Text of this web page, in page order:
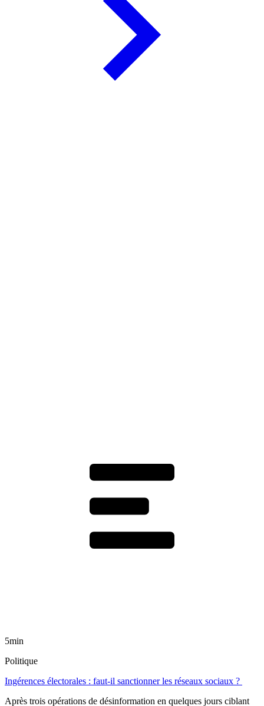
5min
Politique
Ingérences électorales : faut-il sanctionner les réseaux sociaux ?
Après trois opérations de désinformation en quelques jours ciblant